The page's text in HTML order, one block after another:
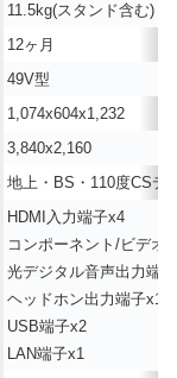
11.5kg(スタンド含む)
12ヶ月
49V型
1,074x604x1,232
3,840x2,160
地上・BS・ 110度CSデ
HDMI入力端子x4
コンポーネント/ビデオ
光デジタル音声出力端
ヘッドホン出力端子x1
USB端子x2
LAN端子x1